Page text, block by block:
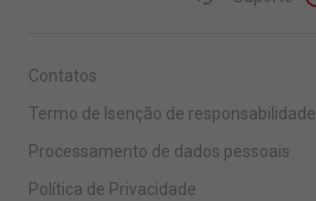
Contatos
Termo de Isenção de responsabilidade
Processamento de dados pessoais
Política de Privacidade